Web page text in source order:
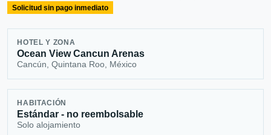
Solicitud sin pago inmediato
HOTEL Y ZONA
Ocean View Cancun Arenas
Cancún, Quintana Roo, México
HABITACIÓN
Estándar - no reembolsable
Solo alojamiento